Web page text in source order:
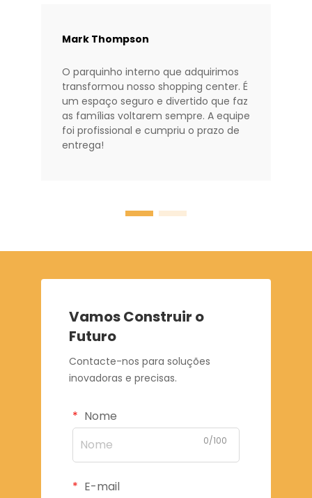
Mark Thompson
O parquinho interno que adquirimos
transformou nosso shopping center. É
um espaço seguro e divertido que faz
as famílias voltarem sempre. A equipe
foi profissional e cumpriu o prazo de
entrega!
Vamos Construir o
Futuro
Contacte-nos para soluções
inovadoras e precisas.
Nome
0/100
E-mail